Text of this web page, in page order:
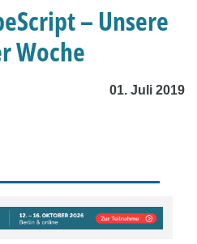
– Unsere
Woche
01. Juli 2019